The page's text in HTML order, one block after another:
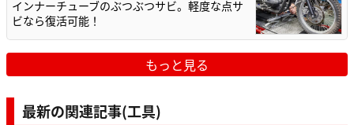
インナーチューブのぶつぶつサビ。軽度な点サ
ビなら復活可能！
もっと見る
最新の関連記事(工具)